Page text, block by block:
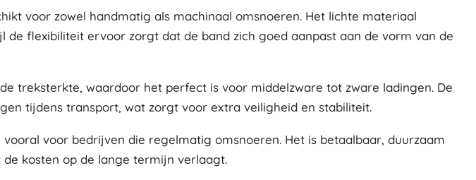
voor zowel handmatig als machinaal omsnoeren. Het lichte materiaal
flexibiliteit ervoor zorgt dat de band zich goed aanpast aan de vorm van de
treksterkte, waardoor het perfect is voor middelzware tot zware ladingen. De
tijdens transport, wat zorgt voor extra veiligheid en stabiliteit.
voor bedrijven die regelmatig omsnoeren. Het is betaalbaar, duurzaam
kosten op de lange termijn verlaagt.